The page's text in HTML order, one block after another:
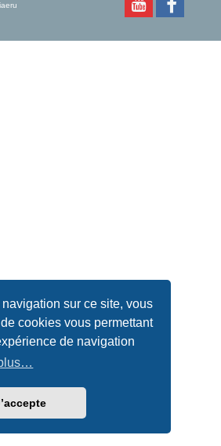
sur ce site, vous
cookies vous permettant
de navigation